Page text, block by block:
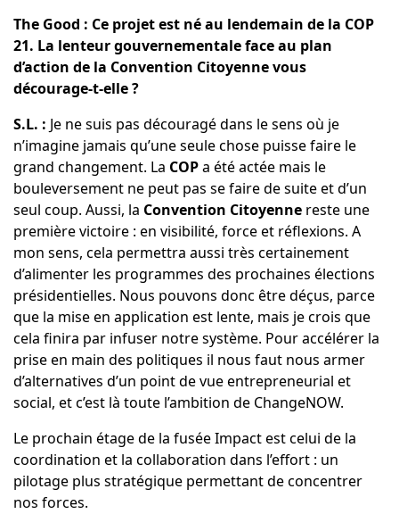
The Good : Ce projet est né au lendemain de la COP
21. La lenteur gouvernementale face au plan
d’action de la Convention Citoyenne vous
décourage-t-elle ?
S.L. : Je ne suis pas découragé dans le sens où je
n’imagine jamais qu’une seule chose puisse faire le
grand changement. La COPa été actée mais le
bouleversement ne peut pas se faire de suite et d’un
seul coup. Aussi, la Convention Citoyennereste une
première victoire : en visibilité, force et réflexions. A
mon sens, cela permettra aussi très certainement
d’alimenter les programmes des prochaines élections
présidentielles. Nous pouvons donc être déçus, parce
que la mise en application est lente, mais je crois que
cela finira par infuser notre système. Pour accélérer la
prise en main des politiques il nous faut nous armer
d’alternatives d’un point de vue entrepreneurial et
social, et c’est là toute l’ambition de ChangeNOW.
Le prochain étage de la fusée Impact est celui de la
coordination et la collaboration dans l’effort : un
pilotage plus stratégique permettant de concentrer
nos forces.